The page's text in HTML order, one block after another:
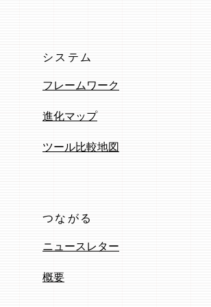
システム
フレームワーク
進化マップ
ツール比較地図
つながる
ニュースレター
概要